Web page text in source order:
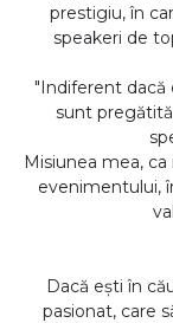
prestigiu, în
speakeri de
"Indiferent
sunt
Misiunea mea,
evenimentului,
Dacă ești în
pasionat, care